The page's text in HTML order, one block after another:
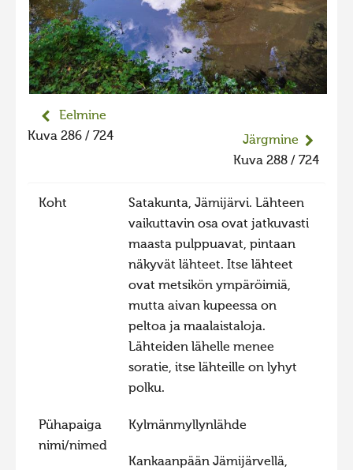
Hiite kuvavõistlus 2022 lisa
Liikuvad kuvad 2022
Hiite kuvavõistlus 2021
Hiite kuvavõistlus 2021 lisa
Liikuvad kuvad 2020
Hiite kuvavõistlus 2018
Hiite kuvavõistlus 2017
Hiite kuvavõistlus 2015
Hiite kuvavõistlus 2014
Hiite kuvavõistlus 2012
Hiite kuvavõistlus 2011
Eelmine
Kuva 286 / 724
Järgmine
Kuva 288 / 724
Koht
Satakunta, Jämijärvi. Lähteen
vaikuttavin osa ovat jatkuvasti
maasta pulppuavat, pintaan
näkyvät lähteet. Itse lähteet
ovat metsikön ympäröimiä,
mutta aivan kupeessa on
peltoa ja maalaistaloja.
Lähteiden lähelle menee
soratie, itse lähteille on lyhyt
polku.
Pühapaiga
nimi/nimed
Kylmänmyllynlähde
Kankaanpään Jämijärvellä,